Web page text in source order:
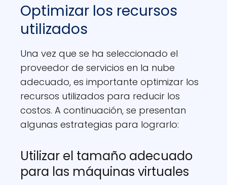
Optimizar los recursos
utilizados
Una vez que se ha seleccionado el
proveedor de servicios en la nube
adecuado, es importante optimizar los
recursos utilizados para reducir los
costos. A continuación, se presentan
algunas estrategias para lograrlo:
Utilizar el tamaño adecuado
para las máquinas virtuales